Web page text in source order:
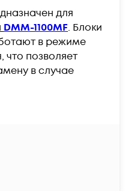
для
DMM-1100MF. Блоки
в режиме
что позволяет
в случае